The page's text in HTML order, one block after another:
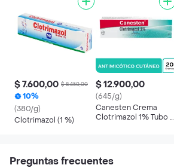
$ 7.600,00 $ 8.450,00
10%
(380/g)
Clotrimazol (1 %)
$ 12.900,00
(645/g)
Canesten Crema
Clotrimazol 1% Tubo x
Preguntas frecuentes